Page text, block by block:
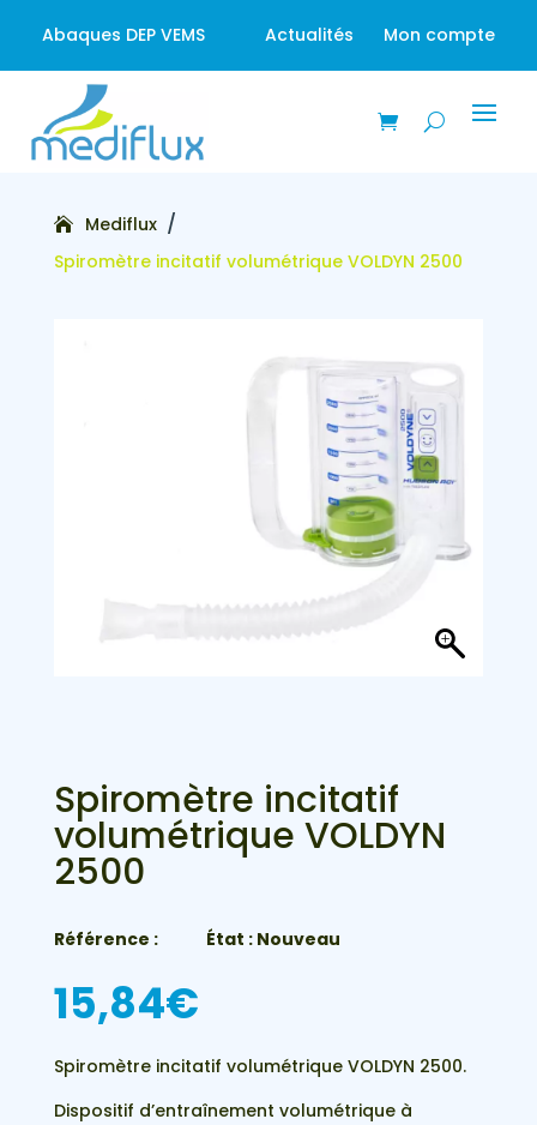
Abaques DEP VEMS Actualités Mon compte
Mediflux /
Spiromètre incitatif volumétrique VOLDYN 2500
Spiromètre incitatif
volumétrique VOLDYN
2500
Référence : État : Nouveau
15,84€
Spiromètre incitatif volumétrique VOLDYN 2500.
Dispositif d’entraînement volumétrique à